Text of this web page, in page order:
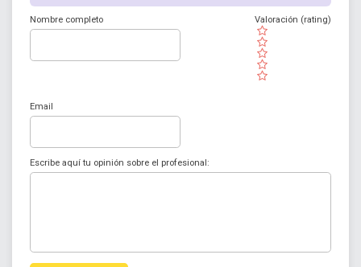
Nombre completo
( )
( )
( )
( )
( )
Valoración (rating)
Email
Escribe aquí tu opinión sobre el profesional: